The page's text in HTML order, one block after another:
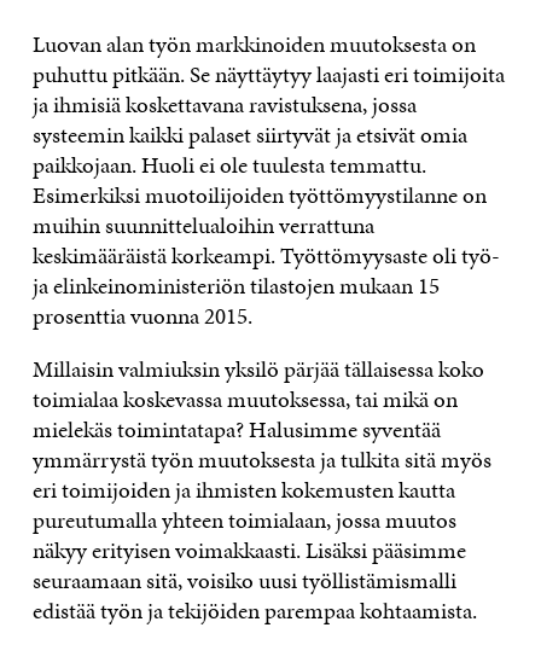
Luovan alan työn markkinoiden muutoksesta on
puhuttu pitkään. Se näyttäytyy laajasti eri toimijoita
ja ihmisiä koskettavana ravistuksena, jossa
systeemin kaikki palaset siirtyvät ja etsivät omia
paikkojaan. Huoli ei ole tuulesta temmattu.
Esimerkiksi muotoilijoiden työttömyystilanne on
muihin suunnittelualoihin verrattuna
keskimääräistä korkeampi. Työttömyysaste oli työ-
ja elinkeinoministeriön tilastojen mukaan 15
prosenttia vuonna 2015.
Millaisin valmiuksin yksilö pärjää tällaisessa koko
toimialaa koskevassa muutoksessa, tai mikä on
mielekäs toimintatapa? Halusimme syventää
ymmärrystä työn muutoksesta ja tulkita sitä myös
eri toimijoiden ja ihmisten kokemusten kautta
pureutumalla yhteen toimialaan, jossa muutos
näkyy erityisen voimakkaasti. Lisäksi pääsimme
seuraamaan sitä, voisiko uusi työllistämismalli
edistää työn ja tekijöiden parempaa kohtaamista.